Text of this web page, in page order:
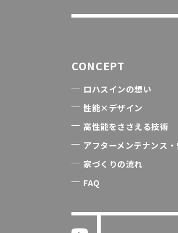
CONCEPT
ロハスインの想い
性能×デザイン
高性能をささえる技術
アフターメンテナンス
家づくりの流れ
FAQ